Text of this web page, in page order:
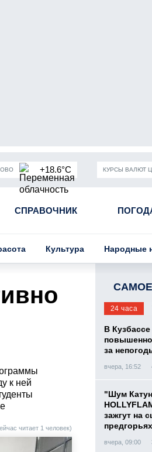
+18.6°C КУРСЫ ВАЛЮТ
СПРАВОЧНИК
в России Угольная
Культура Народные
к ней
читает 1 человек)
24 часа
В
за
вчера, 16:52
"Шум
зажгут на
предгорьях
вчера, 09:00